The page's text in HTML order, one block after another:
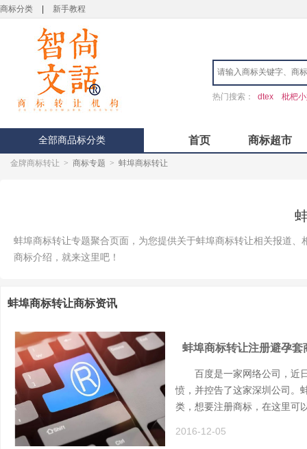
商标分类 新手教程
热门搜索： dtex 枇杷
全部商品标分类 首页 商标超市
金牌商标转让 > 商标专题 > 蚌埠商标转让
蚌埠商标转让专题聚合页面，为您提供关于蚌埠商标转让相关报道
商标介绍，就来这里吧！
蚌埠商标转让商标资讯
蚌埠商标转让注册避孕套
百度是一家网络公司，近日
愤，并控告了这家深圳公司。
类，想要注册商标，在这里可
2016-12-05